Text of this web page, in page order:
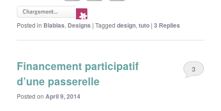
Posted in Blablas, Designs |Tagged design,tuto |3 Replies
Financement participatif
d’une passerelle
Posted on April 9, 2014
3